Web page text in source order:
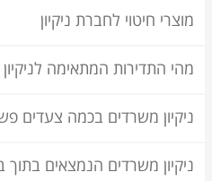
מוצרי חיטוי לחברת ניקיון
מהי התדירות המתאימה
ניקיון משרדים בכמה צעדים
ניקיון משרדים הנמצאים בתוך